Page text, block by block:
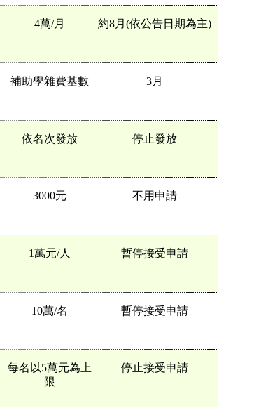
4萬/月 約8月(依公告日期為主)
補助學雜費基數 3月
依名次發放 停止發放
3000元 不用申請
1萬元/人 暫停接受申請
10萬/名 暫停接受申請
每名以5萬元為上
限
停止接受申請